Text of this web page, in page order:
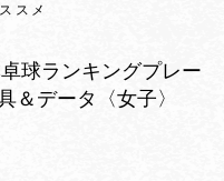
スメ
球ランキングプレー
＆データ〈女子〉